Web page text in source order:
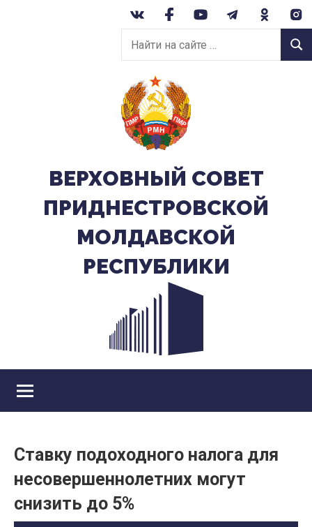
Найти
на
сайте:
ВЕРХОВНЫЙ CОВЕТ
ПРИДНЕСТРОВСКОЙ
МОЛДАВСКОЙ
РЕСПУБЛИКИ
Ставку подоходного налога для
несовершеннолетних могут
снизить до 5%